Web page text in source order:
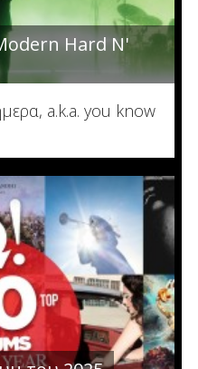
Hard N'
a.k.a. you know